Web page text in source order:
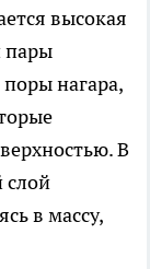
высокая
пары
нагара,
В
слой
в массу,